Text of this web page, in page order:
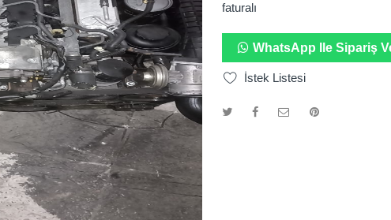
faturalı
WhatsApp Ile Sipariş
İstek Listesi